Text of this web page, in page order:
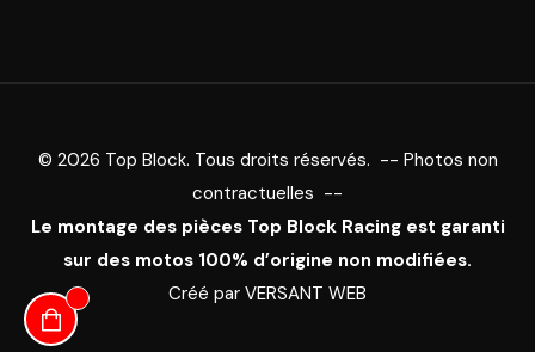
© 2026 Top Block. Tous droits réservés. -- Photos non
contractuelles --
Le montage des pièces Top Block Racing est garanti
sur des motos 100% d’origine non modifiées.
Créé par VERSANT WEB